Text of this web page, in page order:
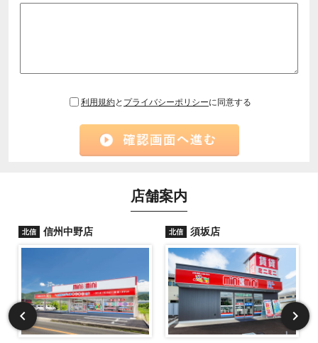
利用規約と プライバシーポリシーに同意する
店舗案内
北信 信州中野店 北信 須坂店